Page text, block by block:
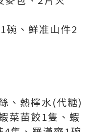
碗、鮮准山件2
、熱檸水(代糖)
菜苗餃1隻、蝦